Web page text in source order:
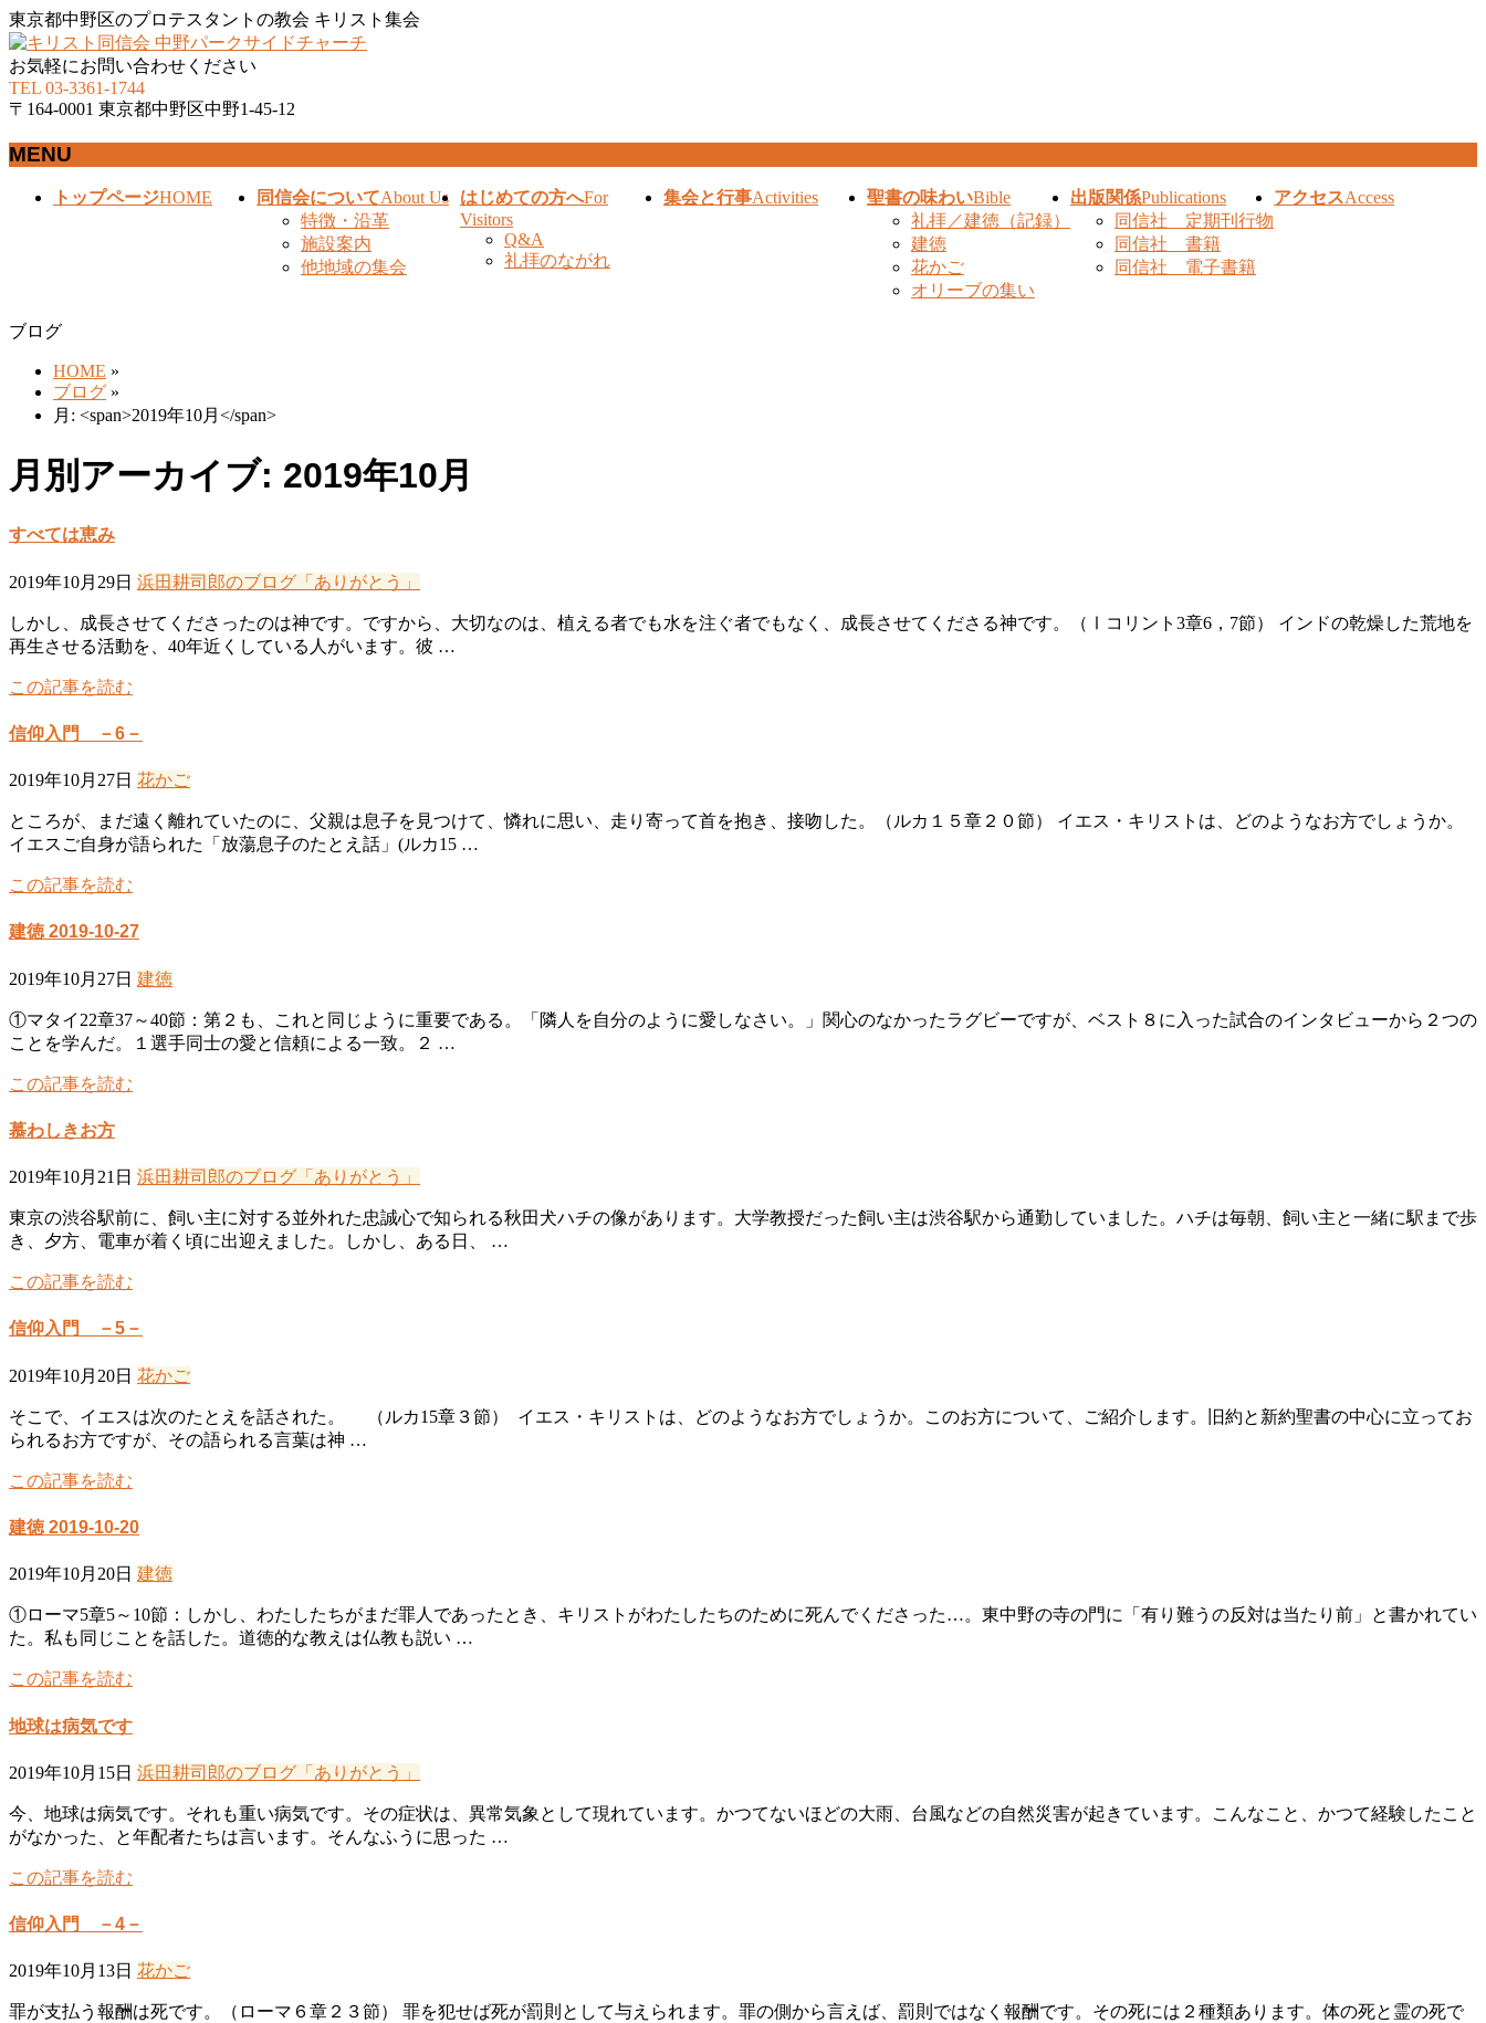
東京都中野区のプロテスタントの教会 キリスト集会
お気軽にお問い合わせください
TEL 03-3361-1744
〒164-0001 東京都中野区中野1-45-12
MENU
ば
トップページHOME 同信会についてAbout Us
特徴・沿革
施設案内
他地域の集会
はじめての方へFor
Visitors
Q&A
礼拝のながれ
集会と行事Activities 聖書の味わいBible
礼拝／建徳（記録）
建徳
花かご
オリーブの集い
出版関係Publications
同信社 定期刊行物
同信社 書籍
同信社 電子書籍
アクセスAccess
ブログ
HOME »
ブログ »
月: <span>2019年10月</span>
月別アーカイブ: 2019年10月
すべては恵み
2019年10月29日 浜田耕司郎のブログ「ありがとう」
しかし、成長させてくださったのは神です。ですから、大切なのは、植える者でも水を注ぐ者でもなく、成長させてくださる神です。（Ⅰコリント3章6，7節） インドの乾燥した荒地を
再生させる活動を、40年近くしている人がいます。彼 …
この記事を読む
信仰入門 －6－
2019年10月27日 花かご
ところが、まだ遠く離れていたのに、父親は息子を見つけて、憐れに思い、走り寄って首を抱き、接吻した。（ルカ１５章２０節） イエス・キリストは、どのようなお方でしょうか。
イエスご自身が語られた「放蕩息子のたとえ話」(ルカ15 …
この記事を読む
建徳 2019-10-27
2019年10月27日 建徳
①マタイ22章37～40節：第２も、これと同じように重要である。「隣人を自分のように愛しなさい。」関心のなかったラグビーですが、ベスト８に入った試合のインタビューから２つの
ことを学んだ。１選手同士の愛と信頼による一致。２ …
この記事を読む
慕わしきお方
2019年10月21日 浜田耕司郎のブログ「ありがとう」
東京の渋谷駅前に、飼い主に対する並外れた忠誠心で知られる秋田犬ハチの像があります。大学教授だった飼い主は渋谷駅から通勤していました。ハチは毎朝、飼い主と一緒に駅まで歩
き、夕方、電車が着く頃に出迎えました。しかし、ある日、 …
この記事を読む
信仰入門 －5－
2019年10月20日 花かご
そこで、イエスは次のたとえを話された。 （ルカ15章３節） イエス・キリストは、どのようなお方でしょうか。このお方について、ご紹介します。旧約と新約聖書の中心に立ってお
られるお方ですが、その語られる言葉は神 …
この記事を読む
建徳 2019-10-20
2019年10月20日 建徳
①ローマ5章5～10節：しかし、わたしたちがまだ罪人であったとき、キリストがわたしたちのために死んでくださった…。東中野の寺の門に「有り難うの反対は当たり前」と書かれてい
た。私も同じことを話した。道徳的な教えは仏教も説い …
この記事を読む
地球は病気です
2019年10月15日 浜田耕司郎のブログ「ありがとう」
今、地球は病気です。それも重い病気です。その症状は、異常気象として現れています。かつてないほどの大雨、台風などの自然災害が起きています。こんなこと、かつて経験したこと
がなかった、と年配者たちは言います。そんなふうに思った …
この記事を読む
信仰入門 －4－
2019年10月13日 花かご
罪が支払う報酬は死です。（ローマ６章２３節） 罪を犯せば死が罰則として与えられます。罪の側から言えば、罰則ではなく報酬です。その死には２種類あります。体の死と霊の死で